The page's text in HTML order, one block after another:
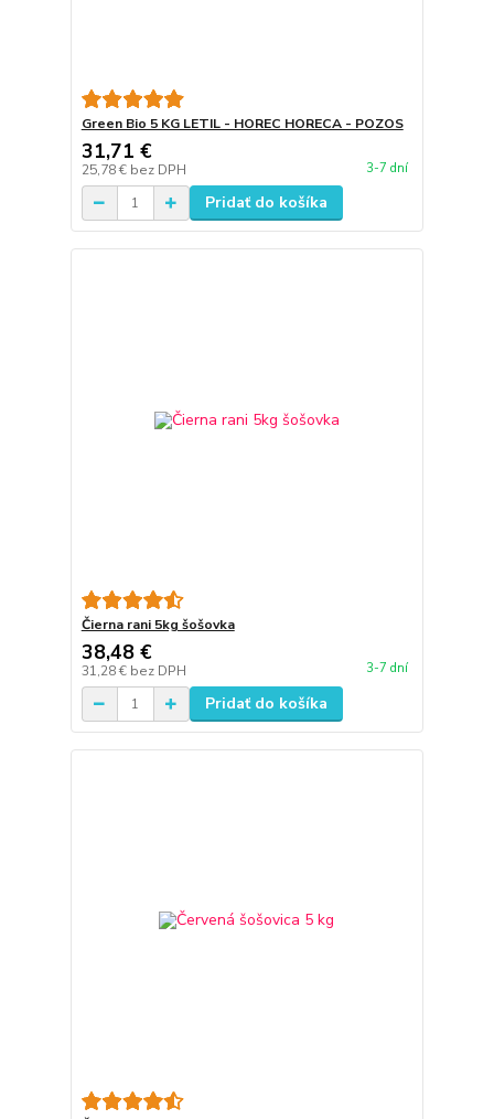
Green Bio 5 KG LETIL - HOREC HORECA - POZOS
31,71 €
25,78 € bez DPH 3-7 dní
Pridať do košíka
Čierna rani 5kg šošovka
38,48 €
31,28 € bez DPH 3-7 dní
Pridať do košíka